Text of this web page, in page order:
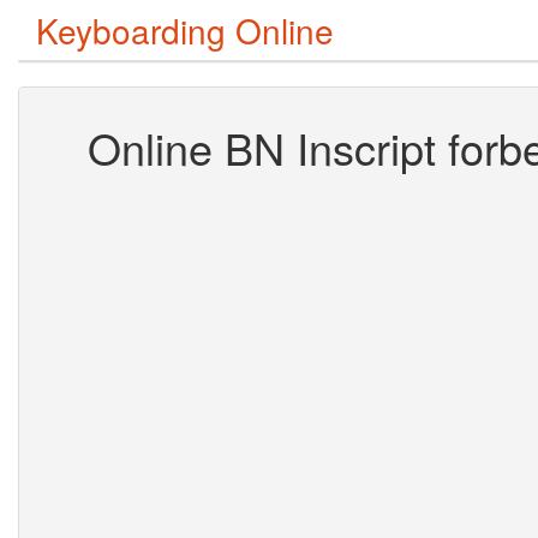
Keyboarding Online
Online BN Inscript